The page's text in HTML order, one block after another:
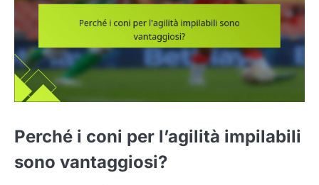
Perché i coni per l’agilità impilabili
sono vantaggiosi?